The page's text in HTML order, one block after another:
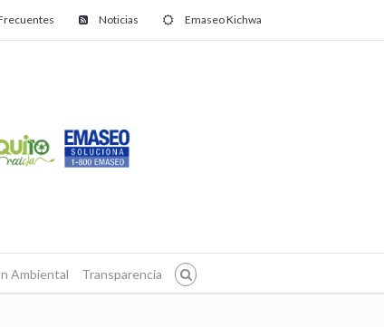
Noticias Emaseo Kichwa
Ambiental Transparencia